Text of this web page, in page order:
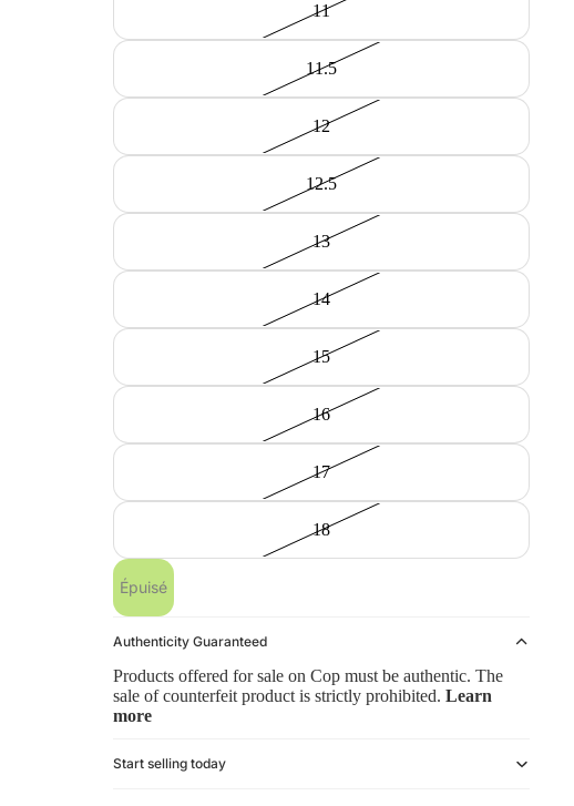
11
11.5
12
12.5
13
14
15
16
17
18
Épuisé
Authenticity Guaranteed
Products offered for sale on Cop must be authentic. The
sale of counterfeit product is strictly prohibited. Learn
more
Start selling today